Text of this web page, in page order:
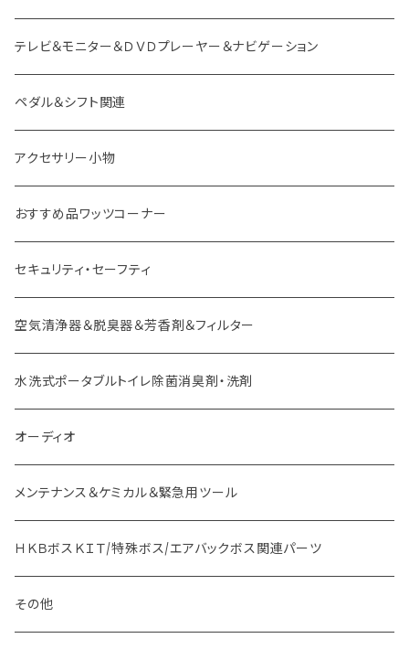
スズキ車用 ボス
ダイハツ車用 ボス
イスズ車用 ボス
外車用 ボス
テレビ＆モニター＆ＤＶＤプレーヤー＆ナビゲーション
ペダル＆シフト関連
アクセサリー小物
おすすめ品ワッツコーナー
セキュリティ・セーフティ
空気清浄器＆脱臭器＆芳香剤＆フィルター
水洗式ポータブルトイレ除菌消臭剤・洗剤
オーディオ
メンテナンス＆ケミカル＆緊急用ツール
ＨＫＢボスＫＩＴ/特殊ボス/エアバックボス関連パーツ
その他